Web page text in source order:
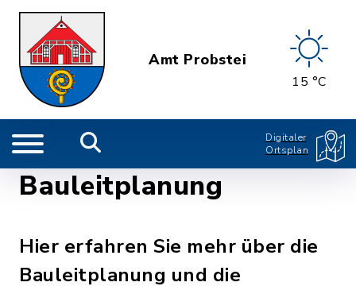
Amt Probstei
15 °C
Digitaler
Ortsplan
Bauleitplanung
Hier erfahren Sie mehr über die
Bauleitplanung und die